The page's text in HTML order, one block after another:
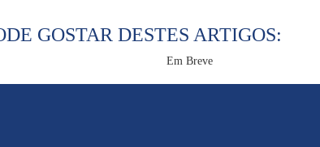
GOSTAR DESTES ARTIGOS:
Em Breve